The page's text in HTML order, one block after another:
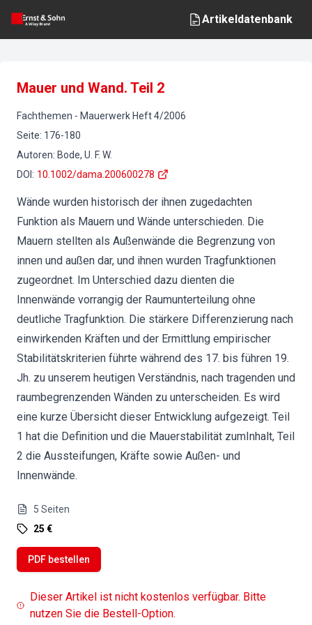
Artikeldatenbank
Mauer und Wand. Teil 2
Fachthemen - Mauerwerk Heft4/2006
Seite: 176-180
Autoren: Bode, U. F. W.
DOI : 10.1002/dama.200600278
Wände wurden historisch der ihnen zugedachten
Funktion als Mauern und Wände unterschieden. Die
Mauern stellten als Außenwände die Begrenzung von
innen und außen dar, und ihnen wurden Tragfunktionen
zugeordnet. Im Unterschied dazu dienten die
Innenwände vorrangig der Raumunterteilung ohne
deutliche Tragfunktion. Die stärkere Differenzierung nach
einwirkenden Kräften und der Ermittlung empirischer
Stabilitätskriterien führte während des 17. bis führen 19.
Jh. zu unserem heutigen Verständnis, nach tragenden und
raumbegrenzenden Wänden zu unterscheiden. Es wird
eine kurze Übersicht dieser Entwicklung aufgezeigt. Teil
1 hat die Definition und die Mauerstabilität zumInhalt, Teil
2 die Aussteifungen, Kräfte sowie Außen- und
Innenwände.
5 Seiten
25 €
PDF bestellen
Dieser Artikel ist nicht kostenlos verfügbar. Bitte
nutzen Sie die Bestell-Option.